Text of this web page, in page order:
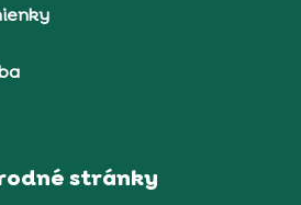
stránky